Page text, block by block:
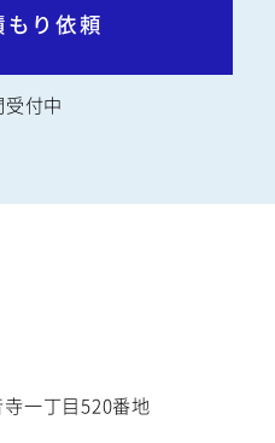
もり依頼
付中
一丁目520番地